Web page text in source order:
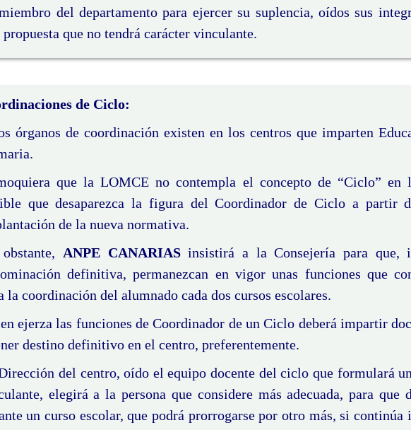
del departamento para ejercer su suplencia, oídos sus
propuesta que no tendrá carácter vinculante.
de Ciclo:
órganos de coordinación existen en los centros que imparten
que la LOMCE no contempla el concepto de “Ciclo” en
que desaparezca la figura del Coordinador de Ciclo a partir
de la nueva normativa.
ANPE CANARIASinsistirá a la Consejería para que,
definitiva, permanezcan en vigor unas funciones que
la coordinación del alumnado cada dos cursos escolares.
ejerza las funciones de Coordinador de un Ciclo deberá impartir
destino definitivo en el centro, preferentemente.
del centro, oído el equipo docente del ciclo que formulará
elegirá a la persona que considere más adecuada, para que
un curso escolar, que podrá prorrogarse por otro más, si continúa